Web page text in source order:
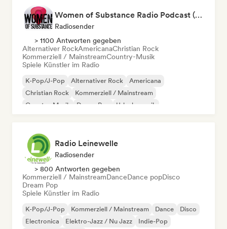
Women of Substance Radio Podcast (human Female recording or performing artists or female-fronted bands)
Radiosender
> 1100 Antworten gegeben
Alternativer RockAmericanaChristian Rock
Kommerziell / MainstreamCountry-Musik
Spiele Künstler im Radio
K-Pop/J-Pop Alternativer Rock
Americana
Christian Rock
Kommerziell / Mainstream
Country-Musik
Dream Pop Urlaubsmusik
Radio Leinewelle
Radiosender
> 800 Antworten gegeben
Kommerziell / MainstreamDanceDance popDisco
Dream Pop
Spiele Künstler im Radio
K-Pop/J-Pop Kommerziell / Mainstream Dance
Disco
Electronica
Elektro-Jazz / Nu Jazz
Indie-Pop